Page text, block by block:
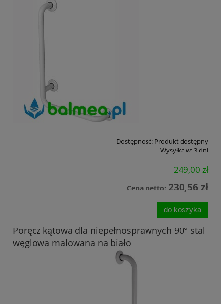
Dostępność: Produkt dostępny
Wysyłka w:3 dni
249,00 zł
Cena netto: 230,56 zł
do koszyka
Poręcz kątowa dla niepełnosprawnych 90° stal
węglowa malowana na biało